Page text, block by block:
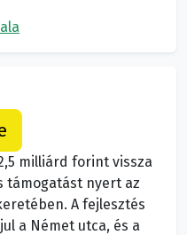
milliárd forint vissza
támogatást nyert az
A fejlesztés
a Német utca, és a